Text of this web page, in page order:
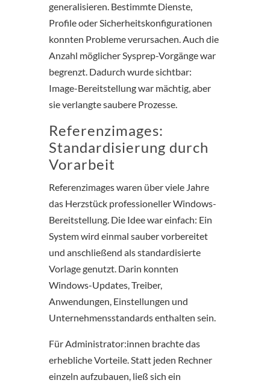
generalisieren. Bestimmte Dienste,
Profile oder Sicherheitskonfigurationen
konnten Probleme verursachen. Auch die
Anzahl möglicher Sysprep-Vorgänge war
begrenzt. Dadurch wurde sichtbar:
Image-Bereitstellung war mächtig, aber
sie verlangte saubere Prozesse.
Referenzimages:
Standardisierung durch
Vorarbeit
Referenzimages waren über viele Jahre
das Herzstück professioneller Windows-
Bereitstellung. Die Idee war einfach: Ein
System wird einmal sauber vorbereitet
und anschließend als standardisierte
Vorlage genutzt. Darin konnten
Windows-Updates, Treiber,
Anwendungen, Einstellungen und
Unternehmensstandards enthalten sein.
Für Administrator:innen brachte das
erhebliche Vorteile. Statt jeden Rechner
einzeln aufzubauen, ließ sich ein